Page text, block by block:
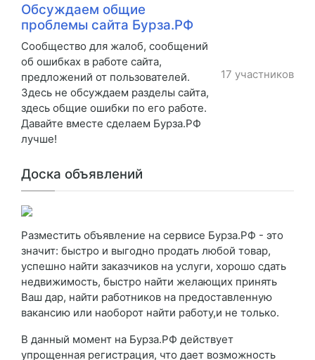
Обсуждаем общие
проблемы сайта Бурза.РФ
Сообщество для жалоб, сообщений
об ошибках в работе сайта,
предложений от пользователей.
Здесь не обсуждаем разделы сайта,
здесь общие ошибки по его работе.
Давайте вместе сделаем Бурза.РФ
лучше!
17 участников
Доска объявлений
Разместить объявление на сервисе Бурза.РФ - это
значит: быстро и выгодно продать любой товар,
успешно найти заказчиков на услуги, хорошо сдать
недвижимость, быстро найти желающих принять
Ваш дар, найти работников на предоставленную
вакансию или наоборот найти работу,и не только.
В данный момент на Бурза.РФ действует
упрощенная регистрация, что дает возможность